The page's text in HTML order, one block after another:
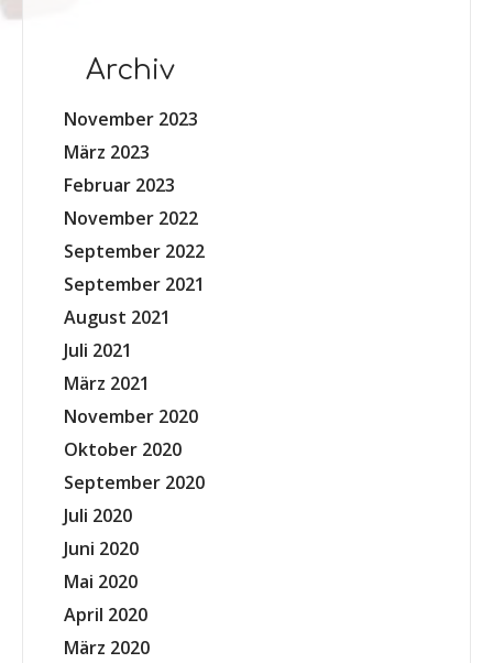
Archiv
November 2023
März 2023
Februar 2023
November 2022
September 2022
September 2021
August 2021
Juli 2021
März 2021
November 2020
Oktober 2020
September 2020
Juli 2020
Juni 2020
Mai 2020
April 2020
März 2020